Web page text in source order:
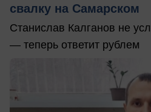
свалку на Самарском
Станислав Калганов не
— теперь ответит рублем